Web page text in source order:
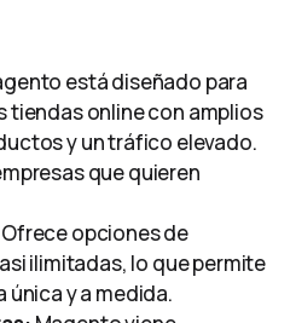
está diseñado para
tiendas online con amplios
y un tráfico elevado.
que quieren
Ofrece opciones de
ilimitadas, lo que permite
única y a medida.